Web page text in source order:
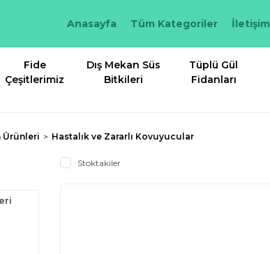
Anasayfa Tüm Kategoriler İletişim
Fide
Çeşitlerimiz
Dış Mekan Süs
Bitkileri
Tüplü Gül
Fidanları
Ürünleri Hastalık ve Zararlı Kovuyucular
Stoktakiler